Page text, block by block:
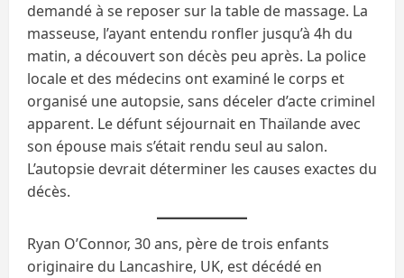
demandé à se reposer sur la table de massage. La
masseuse, l’ayant entendu ronfler jusqu’à 4h du
matin, a découvert son décès peu après. La police
locale et des médecins ont examiné le corps et
organisé une autopsie, sans déceler d’acte criminel
apparent. Le défunt séjournait en Thaïlande avec
son épouse mais s’était rendu seul au salon.
L’autopsie devrait déterminer les causes exactes du
décès.
Ryan O’Connor, 30 ans, père de trois enfants
originaire du Lancashire, UK, est décédé en